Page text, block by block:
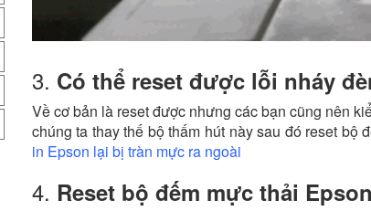
3. Có thể reset được lỗi nháy
Về cơ bản là reset được nhưng các bạn cũng nên
chúng ta thay thế bộ thấm hút này sau đó reset
in Epson lại bị tràn mực ra ngoài
4. Reset bộ đếm mực thải